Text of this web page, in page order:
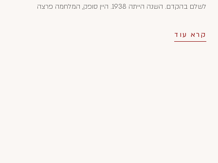
לשלם בהקדם. השנה הייתה 1938. היין סופק, המלחמה פרצה
היקב מפורסמים ומבוקשים בארה"ב.
קרא עוד